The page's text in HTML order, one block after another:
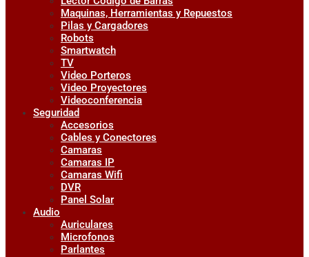
Maquinas, Herramientas y Repuestos
Pilas y Cargadores
Robots
Smartwatch
TV
Video Porteros
Video Proyectores
Videoconferencia
Seguridad
Accesorios
Cables y Conectores
Camaras
Camaras IP
Camaras Wifi
DVR
Panel Solar
Audio
Auriculares
Microfonos
Parlantes